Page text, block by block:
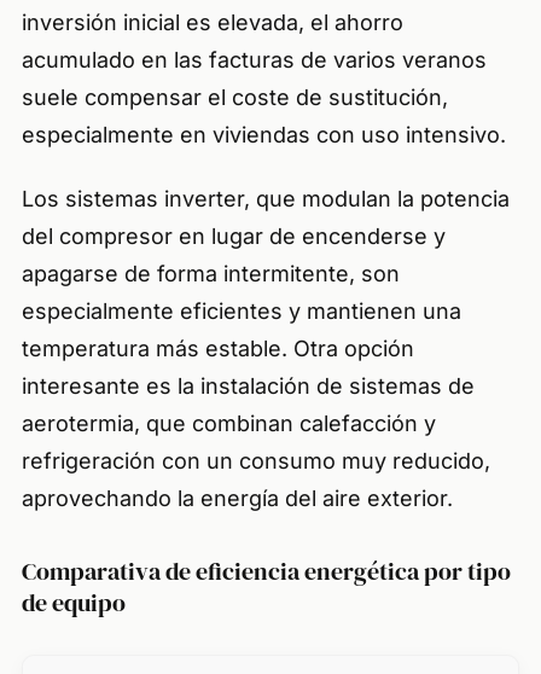
inversión inicial es elevada, el ahorro
acumulado en las facturas de varios veranos
suele compensar el coste de sustitución,
especialmente en viviendas con uso intensivo.
Los sistemas inverter, que modulan la potencia
del compresor en lugar de encenderse y
apagarse de forma intermitente, son
especialmente eficientes y mantienen una
temperatura más estable. Otra opción
interesante es la instalación de sistemas de
aerotermia, que combinan calefacción y
refrigeración con un consumo muy reducido,
aprovechando la energía del aire exterior.
Comparativa de eficiencia energética por tipo
de equipo